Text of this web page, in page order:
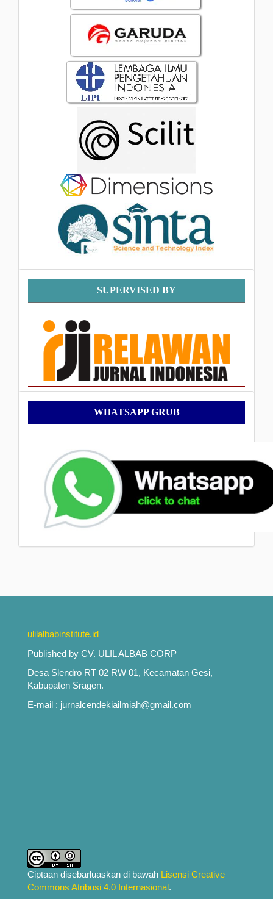
Supervised
By
SUPERVISED BY
WhatsApp
Grub
WHATSAPP GRUB
ulilalbabinstitute.id
Published by CV. ULIL ALBAB CORP
Desa Slendro RT 02 RW 01, Kecamatan Gesi,
Kabupaten Sragen.
E-mail : jurnalcendekiailmiah@gmail.com
Ciptaan disebarluaskan di bawah Lisensi Creative
Commons Atribusi 4.0 Internasional.